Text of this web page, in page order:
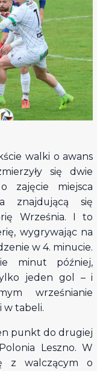
walki o awans
się dwie
zajęcie miejsca
znajdującą się
Września. I to
wygrywając na
w 4. minucie.
minut później,
jeden gol – i
wrześnianie
w tabeli.
punkt do drugiej
Leszno. W
z walczącym o